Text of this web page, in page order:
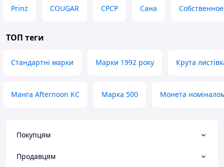
Prinz COUGAR СРСР Сана
ТОП теги
Стандартні марки Марки 1992 року Крута
Манга Afternoon KC Марка 500 Монета
Покупцям
Продавцям